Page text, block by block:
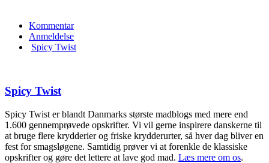
Kommentar
Anmeldelse
Spicy Twist
Spicy Twist
Spicy Twist er blandt Danmarks største madblogs med mere end
1.600 gennemprøvede opskrifter. Vi vil gerne inspirere danskerne til
at bruge flere krydderier og friske krydderurter, så hver dag bliver en
fest for smagsløgene. Samtidig prøver vi at forenkle de klassiske
opskrifter og gøre det lettere at lave god mad. Læs mere om os.